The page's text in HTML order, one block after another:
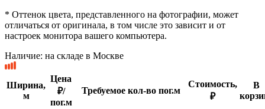
* Оттенок цвета, представленного на фотографии, может
отличаться от оригинала, в том числе это зависит и от
настроек монитора вашего компьютера.
Наличие: на складе в Москве
Ширина,
м
Цена
₽/
пог.м
Требуемое кол-во пог.м
Стоимость,
₽
В